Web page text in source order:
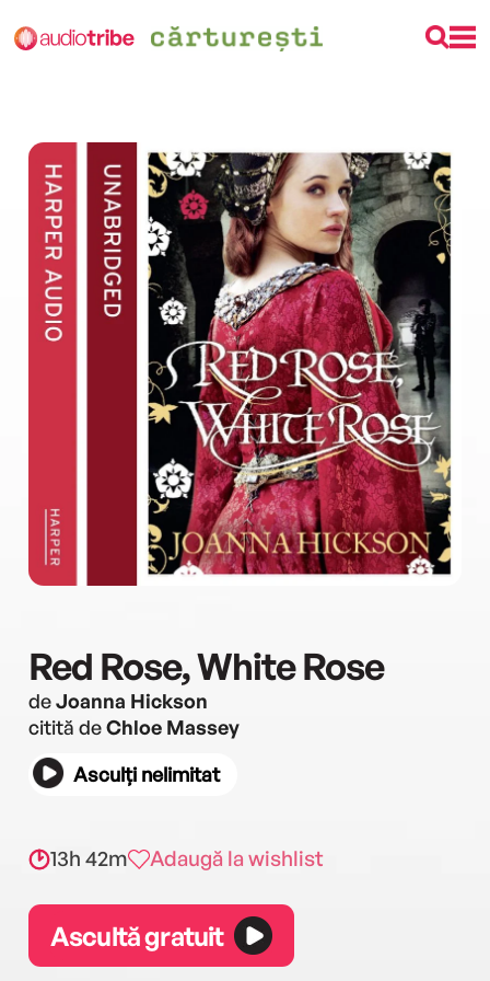
Red Rose, White Rose
deJoanna Hickson
citită deChloe Massey
Asculți nelimitat
13h 42m Adaugă la wishlist
Ascultă gratuit